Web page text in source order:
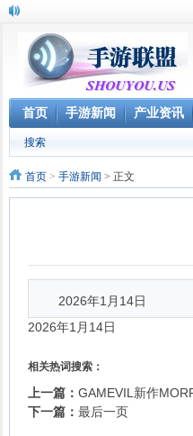
首页 手游新闻 产业资讯
搜索
首页 > 手游新闻 > 正文
2026年1月14日
2026年1月14日
相关热词搜索：
上一篇： GAMEVIL新作
下一篇： 最后一页